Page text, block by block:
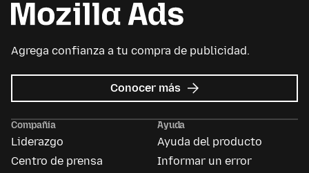
Agrega confianza a tu compra de publicidad.
Conocer más sobre
Mozilla
Compañía
Liderazgo
Centro de prensa
Ayuda
Ayuda del producto
Informar un error